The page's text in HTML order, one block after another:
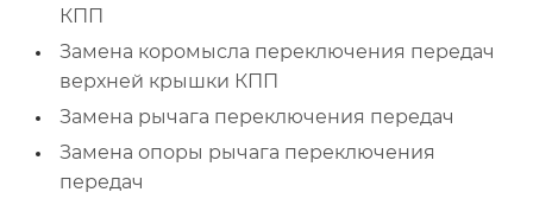
КПП
Замена коромысла переключения передач
верхней крышки КПП
Замена рычага переключения передач
Замена опоры рычага переключения
передач